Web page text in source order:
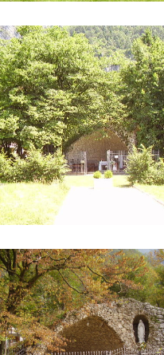
Madonna di Lourdes
Madonna di Lourdes